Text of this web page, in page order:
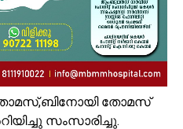
തോമസ്
സംസാരിച്ചു.